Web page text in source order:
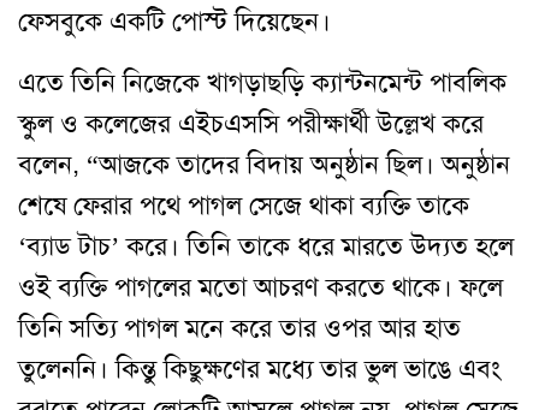
ফেসবুকে একটি পোস্ট দিয়েছেন।
এতে তিনি নিজেকে খাগড়াছড়ি ক্যান্টনমেন্ট পাবলিক
স্কুল ও কলেজের এইচএসসি পরীক্ষার্থী উল্লেখ করে
বলেন, “আজকে তাদের বিদায় অনুষ্ঠান ছিল। অনুষ্ঠান
শেষে ফেরার পথে পাগল সেজে থাকা ব্যক্তি তাকে
‘ব্যাড টাচ’ করে। তিনি তাকে ধরে মারতে উদ্যত হলে
ওই ব্যক্তি পাগলের মতো আচরণ করতে থাকে। ফলে
তিনি সত্যি পাগল মনে করে তার ওপর আর হাত
তুলেননি। কিন্তু কিছুক্ষণের মধ্যে তার ভুল ভাঙে এবং